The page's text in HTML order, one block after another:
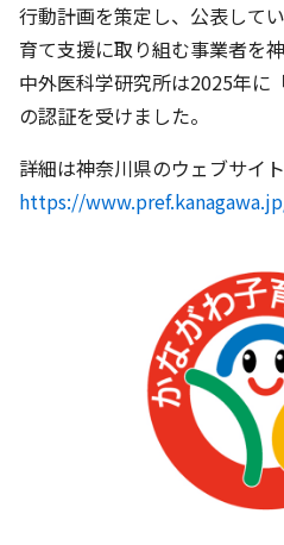
行動計画を策定し、公表して
育て支援に取り組む事業者を
中外医科学研究所は2025年に
の認証を受けました。
詳細は神奈川県のウェブサイ
https://